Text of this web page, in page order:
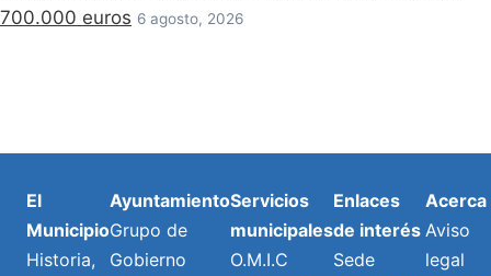
700.000 euros 6 agosto, 2026
El
Municipio
Historia,
Ayuntamiento
Grupo de
Gobierno
Servicios
municipales
O.M.I.C
Enlaces
de interés
Sede
Acerca
Aviso
legal